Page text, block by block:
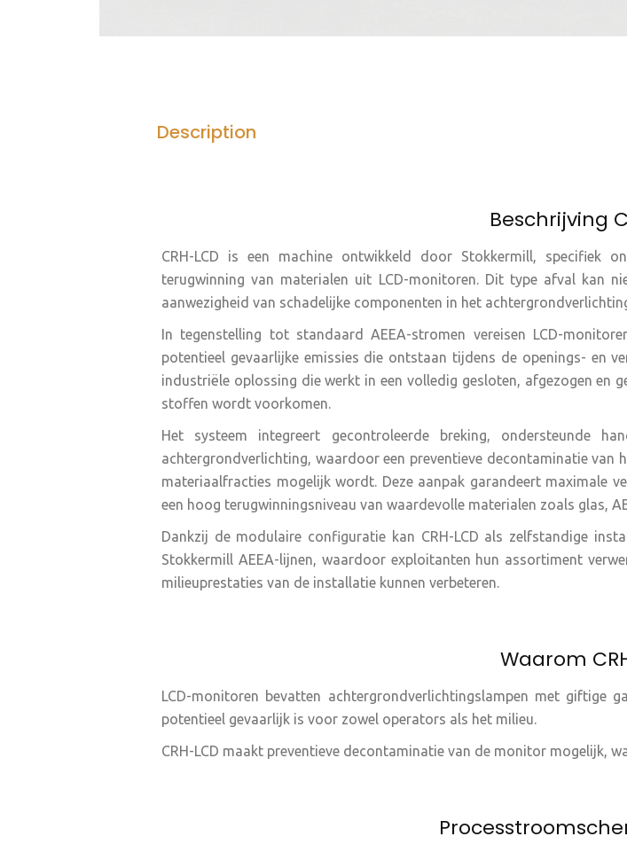
Description
Beschrijving
CRH-LCD is een machine ontwikkeld door Stokkermill, specifiek
terugwinning van materialen uit LCD-monitoren. Dit type afval kan
aanwezigheid van schadelijke componenten in het
In tegenstelling tot standaard AEEA-stromen vereisen LCD-
potentieel gevaarlijke emissies die ontstaan tijdens de openings- en
industriële oplossing die werkt in een volledig gesloten, afgezogen en
stoffen wordt voorkomen.
Het systeem integreert gecontroleerde breking, ondersteunde
achtergrondverlichting, waardoor een preventieve decontaminatie van
materiaalfracties mogelijk wordt. Deze aanpak garandeert maximale
een hoog terugwinningsniveau van waardevolle materialen zoals glas,
Dankzij de modulaire configuratie kan CRH-LCD als zelfstandige
Stokkermill AEEA-lijnen, waardoor exploitanten hun assortiment
milieuprestaties van de installatie kunnen verbeteren.
Waarom
LCD-monitoren bevatten achtergrondverlichtingslampen met giftige
potentieel gevaarlijk is voor zowel operators als het milieu.
CRH-LCD maakt preventieve decontaminatie van de monitor mogelijk,